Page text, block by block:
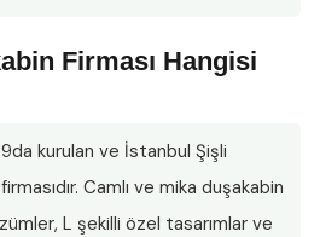
Firması Hangisi
kurulan ve İstanbul Şişli
Camlı ve mika duşakabin
L şekilli özel tasarımlar ve